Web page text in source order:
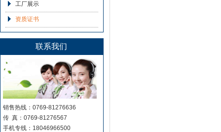
工厂展示
资质证书
联系我们
销售热线：0769-81276636
传 真：0769-81276567
手机专线：18046966500